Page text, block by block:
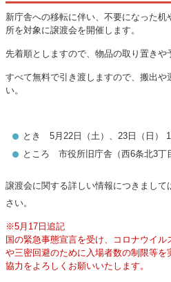
新庁舎への移転に伴い、不要になった
所を対象に譲渡会を開催します。
先着順としますので、物品の取り置きや
すべて無料で引き渡しますので、搬出や
い。
とき 5月22日（土）、23日（日）
ところ 市役所旧庁舎（西6条北3丁
譲渡会に関する詳しい情報につきまして
さい。
※5月17日追記
国の緊急事態宣言を受け、コロナウイ
や三密回避のために入場者数の制限等
協力をよろしくお願いいたします。